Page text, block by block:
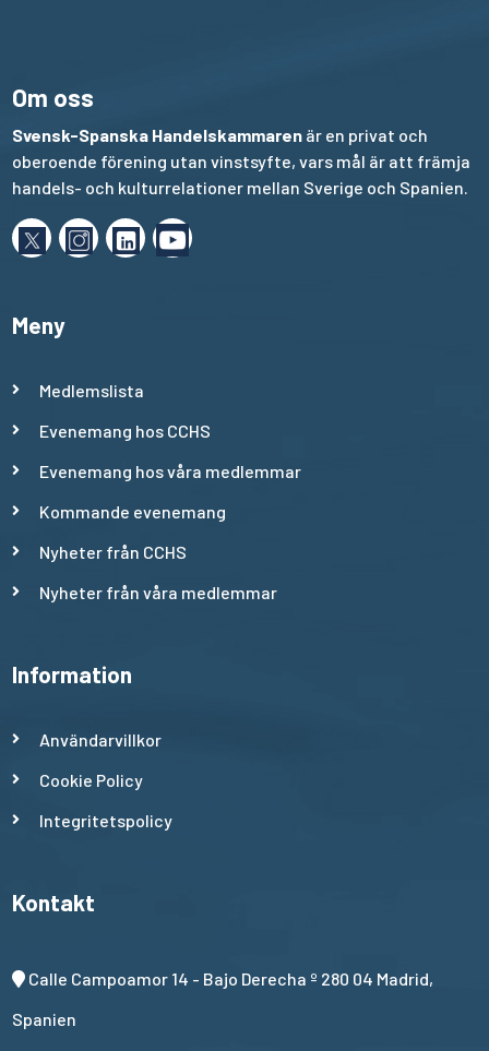
Om oss
Svensk-Spanska Handelskammaren är en privat och
oberoende förening utan vinstsyfte, vars mål är att främja
handels- och kulturrelationer mellan Sverige och Spanien.
Meny
Medlemslista
Evenemang hos CCHS
Evenemang hos våra medlemmar
Kommande evenemang
Nyheter från CCHS
Nyheter från våra medlemmar
Information
Användarvillkor
Cookie Policy
Integritetspolicy
Kontakt
Calle Campoamor 14 - Bajo Derecha º 280 04 Madrid,
Spanien